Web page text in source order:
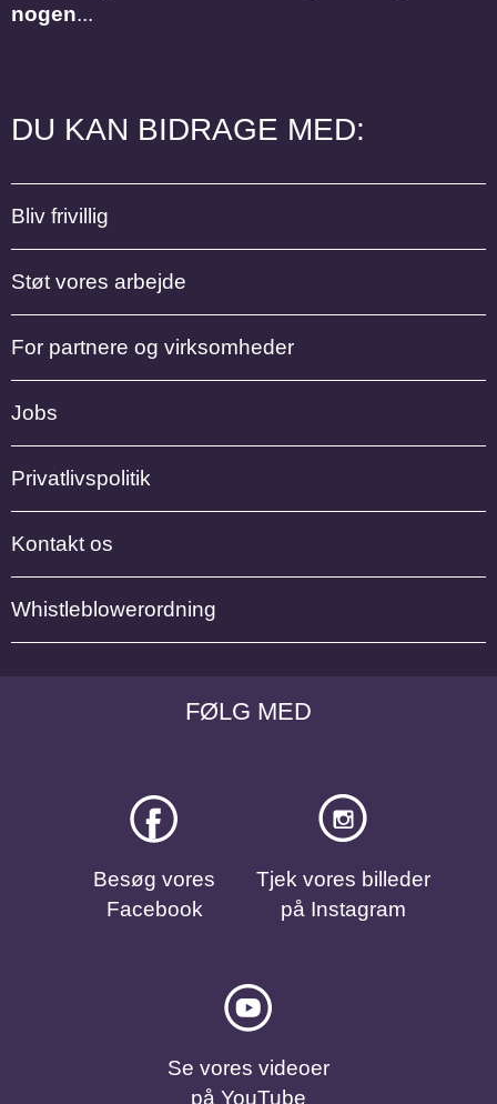
FØLG MED
Besøg vores
Facebook
Tjek vores billeder
på Instagram
Se vores videoer
på YouTube
nogen...
DU KAN BIDRAGE MED:
Bliv frivillig
Støt vores arbejde
For partnere og virksomheder
Jobs
Privatlivspolitik
Kontakt os
Whistleblowerordning